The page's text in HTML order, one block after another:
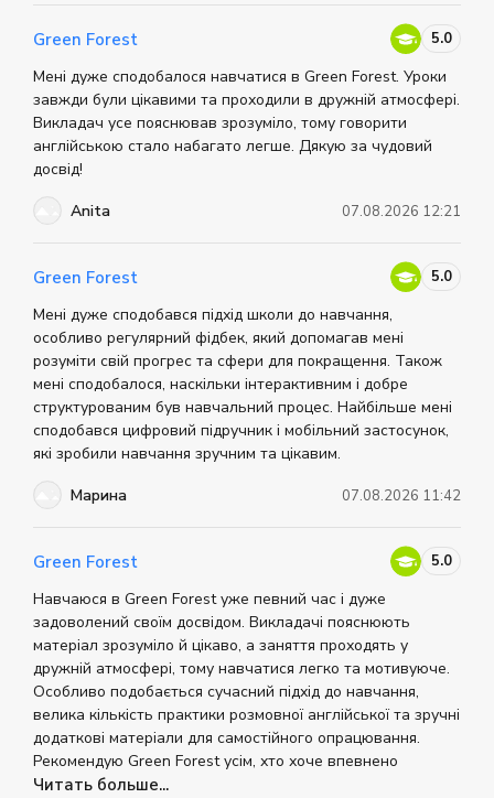
Обучение офлайн и онлайн (на платформе Zoom),
для всех направлений и уровней английского.
Отзывы о Grade Education Centre Преподаватели
Грейд Эдюкейшн Центра - включая носителей языка и
украинских специалистов, обладают
международными сертификатами и обширным
опытом обучения языкам. Также центр проводит
курсы повышения квалификации для учителей. В
найти на официальном сайте.
Green Forest 5.0
Мені дуже сподобалося навчатися в Green Forest. Уроки
завжди були цікавими та проходили в дружній атмосфері.
Викладач усе пояснював зрозуміло, тому говорити
англійською стало набагато легше. Дякую за чудовий
досвід!
Anita
07.08.2026 12:21
Green Forest 5.0
Мені дуже сподобався підхід школи до навчання,
особливо регулярний фідбек, який допомагав мені
розуміти свій прогрес та сфери для покращення. Також
мені сподобалося, наскільки інтерактивним і добре
структурованим був навчальний процес. Найбільше мені
сподобався цифровий підручник і мобільний застосунок,
які зробили навчання зручним та цікавим.
Марина
07.08.2026 11:42
Green Forest 5.0
Навчаюся в Green Forest уже певний час і дуже
задоволений своїм досвідом. Викладачі пояснюють
матеріал зрозуміло й цікаво, а заняття проходять у
дружній атмосфері, тому навчатися легко та мотивуюче.
Особливо подобається сучасний підхід до навчання,
велика кількість практики розмовної англійської та зручні
додаткові матеріали для самостійного опрацювання.
Рекомендую Green Forest усім, хто хоче впевнено
покращити свою англійську.
Читать больше...